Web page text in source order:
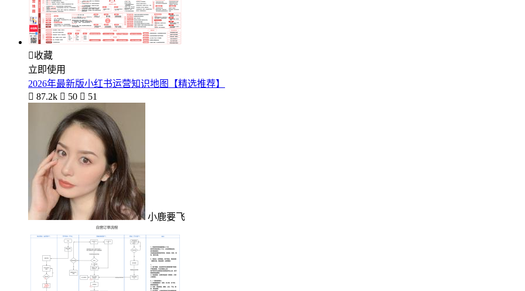
收藏
立即使用
2026年最新版小红书运营知识地图【精选推荐】
 87.2k  50  51
小鹿要飞